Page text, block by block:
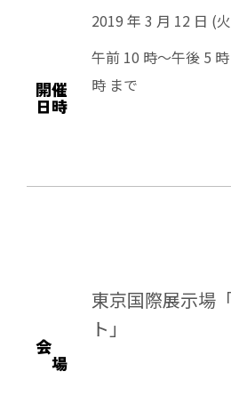
開催
日時
2019 年 3 月 12 日 (
午前 10 時～午後 5
時 まで
会
場
東京国際展示場
ト」